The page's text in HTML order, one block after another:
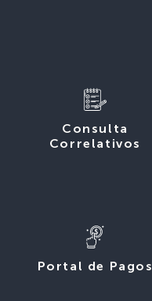
Consulta
Correlativos
Portal de Pagos